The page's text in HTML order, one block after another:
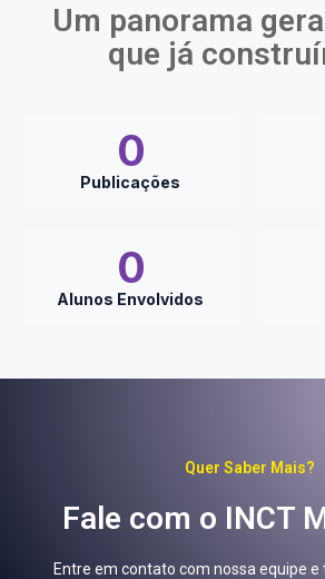
Um panorama
que já
0
Publicações
0
Alunos Envolvidos
Quer Saber Mais?
Fale com o INCT
Entre em contato com nossa equipe e